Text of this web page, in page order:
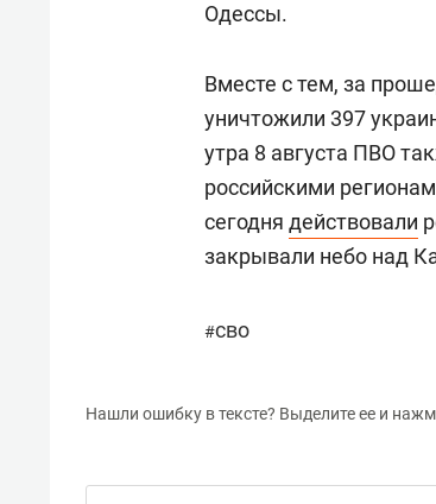
Одессы.
Вместе с тем, за
уничтожили 397
утра 8 августа ПВО
российскими
сегодня действовали
закрывали небо над
#сво
Нашли ошибку в тексте? Выделите ее и